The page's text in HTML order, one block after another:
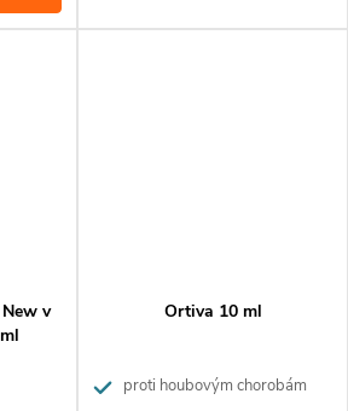
v
Ortiva 10 ml
proti houbovým chorobám